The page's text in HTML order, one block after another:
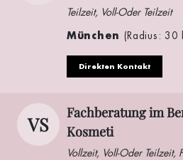
Teilzeit, Voll-Oder Teilzeit
München (Radius: 30
Direkten Kontakt
VS
Fachberatung im
Kosmeti
Vollzeit, Voll-Oder Teilzeit,